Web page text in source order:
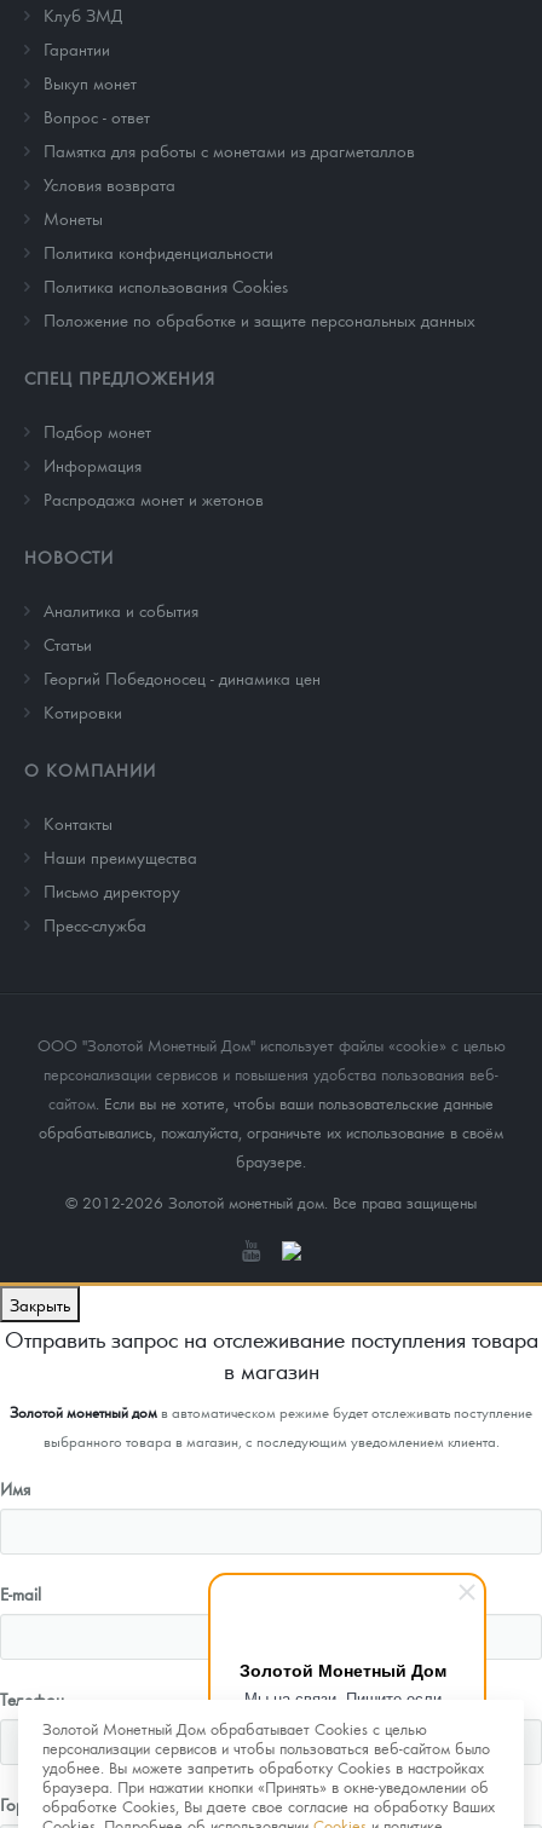
Золотой Монетный Дом
Мы на связи. Пишите если
возникнут любые вопросы.
Рады помочь.
Клуб ЗМД
Гарантии
Выкуп монет
Вопрос - ответ
Памятка для работы с монетами из драгметаллов
Условия возврата
Монеты
Политика конфиденциальности
Политика использования Cookies
Положение по обработке и защите персональных данных
СПЕЦ ПРЕДЛОЖЕНИЯ
Подбор монет
Информация
Распродажа монет и жетонов
НОВОСТИ
Аналитика и события
Cтатьи
Георгий Победоносец - динамика цен
Котировки
О КОМПАНИИ
Контакты
Наши преимущества
Письмо директору
Пресс-служба
ООО "Золотой Монетный Дом" использует файлы «cookie» с целью
персонализации сервисов и повышения удобства пользования веб-
сайтом . Если вы не хотите, чтобы ваши пользовательские данные
обрабатывались, пожалуйста, ограничьте их использование в своём
браузере.
© 2012-2026 Золотой монетный дом. Все права защищены
Золотой Монетный Дом обрабатывает Cookies с целью
персонализации сервисов и чтобы пользоваться веб-сайтом было
удобнее. Вы можете запретить обработку Cookies в настройках
браузера. При нажатии кнопки «Принять» в окне-уведомлении об
обработке Cookies, Вы даете свое согласие на обработку Ваших
Закрыть
Отправить запрос на отслеживание поступления товара
в магазин
Золотой монетный домв автоматическом режиме будет отслеживать поступление
выбранного товара в магазин, с последующим уведомлением клиента.
Имя
E-mail
Телефон
Город